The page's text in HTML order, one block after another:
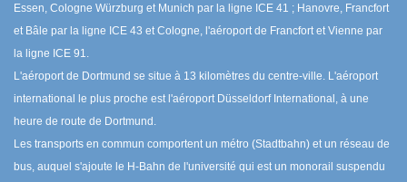
Essen, Cologne Würzburg et Munich par la ligne ICE 41 ; Hanovre, Francfort
et Bâle par la ligne ICE 43 et Cologne, l'aéroport de Francfort et Vienne par
la ligne ICE 91.
L'aéroport de Dortmund se situe à 13 kilomètres du centre-ville. L'aéroport
international le plus proche est l'aéroport Düsseldorf International, à une
heure de route de Dortmund.
Les transports en commun comportent un métro (Stadtbahn) et un réseau de
bus, auquel s'ajoute le H-Bahn de l'université qui est un monorail suspendu